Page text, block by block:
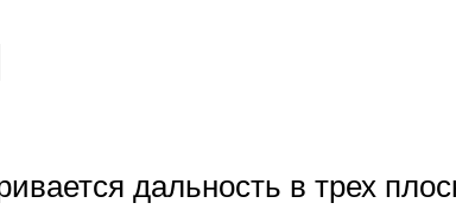
дальность в трех